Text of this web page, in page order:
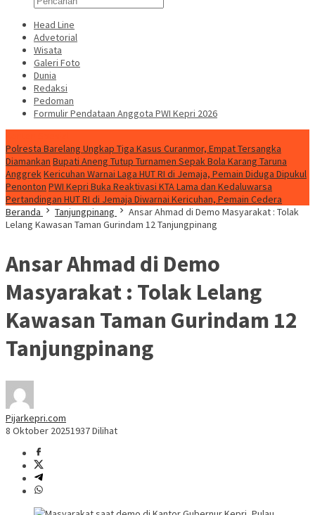
Head Line
Advetorial
Wisata
Galeri Foto
Dunia
Redaksi
Pedoman
Formulir Pendataan Anggota PWI Kepri 2026
Polresta Barelang Ungkap Tiga Kasus Curanmor, Empat Tersangka
Diamankan Bupati Aneng Tutup Turnamen Sepak Bola Karang Taruna
AnggrekKericuhan Warnai Laga HUT RI di Jemaja, Pemain Diduga Dipukul
Penonton PWI Kepri Buka Reaktivasi KTA Lama dan Kedaluwarsa
Pertandingan HUT RI di Jemaja Diwarnai Kericuhan, Pemain Cedera
Beranda
Tanjungpinang
Ansar Ahmad di Demo Masyarakat : Tolak
Lelang Kawasan Taman Gurindam 12 Tanjungpinang
Ansar Ahmad di Demo
Masyarakat : Tolak Lelang
Kawasan Taman Gurindam 12
Tanjungpinang
Pijarkepri.com
8 Oktober 20251937 Dilihat